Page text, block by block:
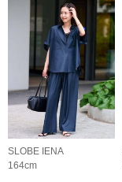
SLOBE IENA
164cm